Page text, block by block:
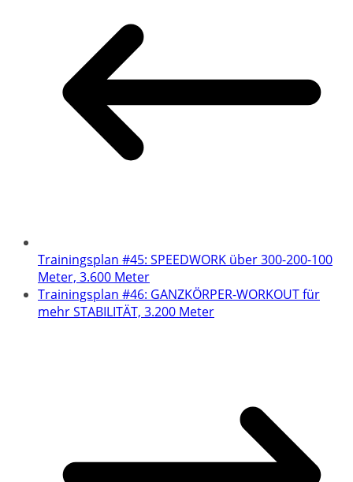
Trainingsplan #45: SPEEDWORK über 300-200-100
Meter, 3.600 Meter
Trainingsplan #46: GANZKÖRPER-WORKOUT für
mehr STABILITÄT, 3.200 Meter